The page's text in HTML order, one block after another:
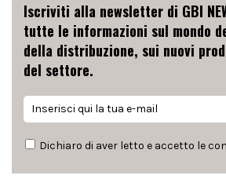
Iscriviti alla newsletter di GBI
tutte le informazioni sul mondo
della distribuzione, sui nuovi
del settore.
Dichiaro di aver letto e accetto le